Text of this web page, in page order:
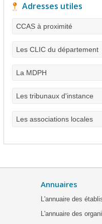
Adresses utiles
CCAS à proximité
Les CLIC du département
La MDPH
Les tribunaux d'instance
Les associations locales
Annuaires
L'annuaire des
L'annuaire des